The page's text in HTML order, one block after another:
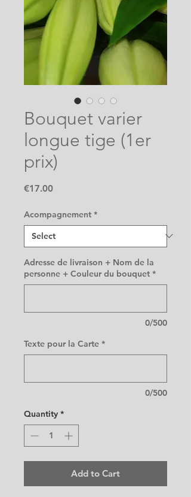
Bouquet varier
longue tige (1er
prix)
€17.00Price
Acompagnement *
Adresse de livraison + Nom de la
personne + Couleur du bouquet *
0/500
Texte pour la Carte *
0/500
Quantity *
Add to Cart